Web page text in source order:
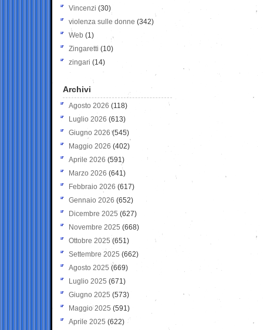
Vincenzi (30)
violenza sulle donne (342)
Web (1)
Zingaretti (10)
zingari (14)
Archivi
Agosto 2026 (118)
Luglio 2026 (613)
Giugno 2026 (545)
Maggio 2026 (402)
Aprile 2026 (591)
Marzo 2026 (641)
Febbraio 2026 (617)
Gennaio 2026 (652)
Dicembre 2025 (627)
Novembre 2025 (668)
Ottobre 2025 (651)
Settembre 2025 (662)
Agosto 2025 (669)
Luglio 2025 (671)
Giugno 2025 (573)
Maggio 2025 (591)
Aprile 2025 (622)